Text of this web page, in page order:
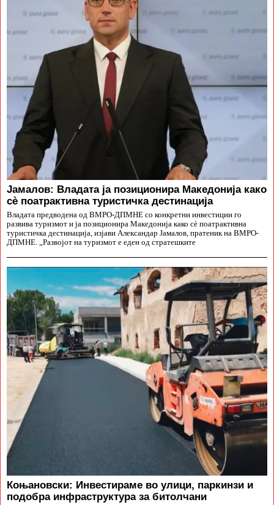
Јамалов: Владата ја позиционира Македонија како
сè поатрактивна туристичка дестинација
Владата предводена од ВМРО-ДПМНЕ со конкретни инвестиции го
развива туризмот и ја позиционира Македонија како сè поатрактивна
туристичка дестинација, изјави Александар Јамалов, пратеник на ВМРО-
ДПМНЕ. „Развојот на туризмот е еден од стратешките
Коњановски: Инвестираме во улици, паркинзи и
подобра инфраструктура за битолчани